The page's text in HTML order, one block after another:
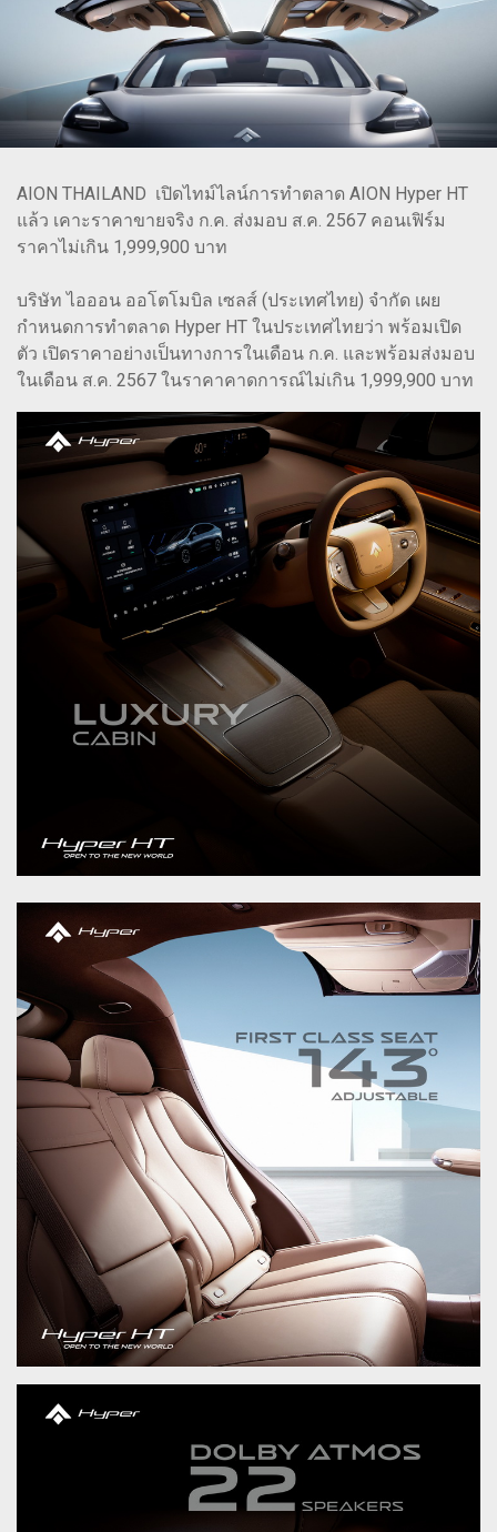
AION THAILAND เปิดไทม์ไลน์การทำตลาด AION Hyper HT
แล้ว เคาะราคาขายจริง ก.ค. ส่งมอบ ส.ค. 2567 คอนเฟิร์ม
ราคาไม่เกิน 1,999,900 บาท
บริษัท ไอออน ออโตโมบิล เซลส์ (ประเทศไทย) จำกัด เผย
กำหนดการทำตลาด Hyper HT ในประเทศไทยว่า พร้อมเปิด
ตัว เปิดราคาอย่างเป็นทางการในเดือน ก.ค. และพร้อมส่งมอบ
ในเดือน ส.ค. 2567 ในราคาคาดการณ์ไม่เกิน 1,999,900 บาท